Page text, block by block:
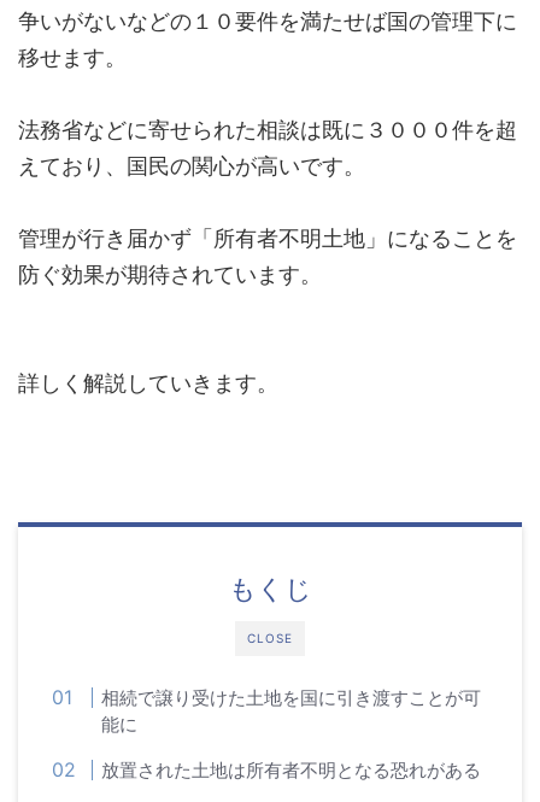
争いがないなどの１０要件を満たせば国の管理下に
移せます。
法務省などに寄せられた相談は既に３０００件を超
えており、国民の関心が高いです。
管理が行き届かず「所有者不明土地」になることを
防ぐ効果が期待されています。
詳しく解説していきます。
CLOSE
もくじ
相続で譲り受けた土地を国に引き渡すことが可
能に
放置された土地は所有者不明となる恐れがある